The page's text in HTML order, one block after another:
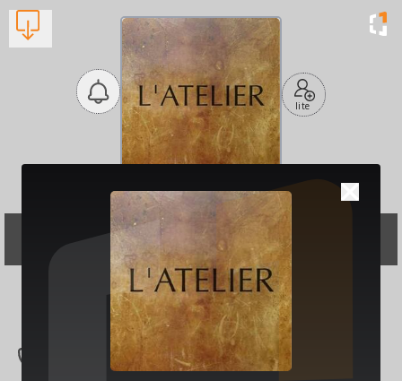
lite
L'atelier
Γυναικεία Ενδύματα -
Καταστήματα
Βλέπουν τώρα:1
2741 085549